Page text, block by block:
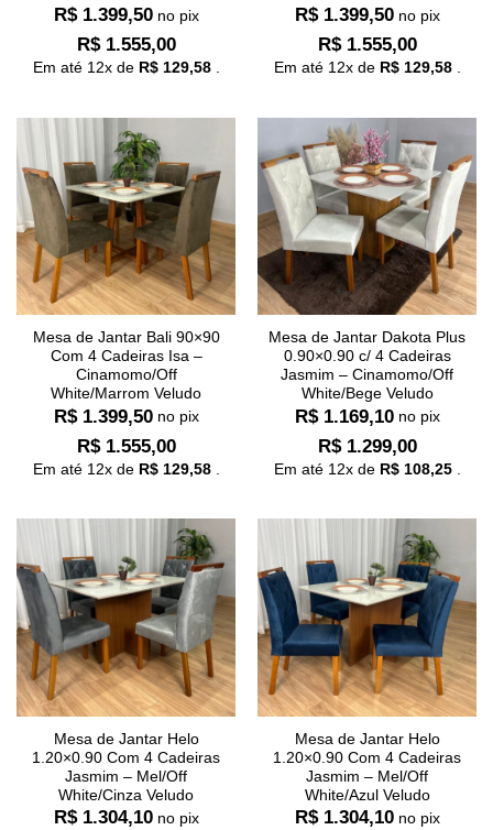
R$1.399,50 no pix
R$1.555,00
Em até 12x de R$129,58.
R$1.399,50 no pix
R$1.555,00
Em até 12x de R$129,58.
Mesa de Jantar Bali 90×90
Com 4 Cadeiras Isa –
Cinamomo/Off
White/Marrom Veludo
R$1.399,50 no pix
R$1.555,00
Em até 12x de R$129,58.
Mesa de Jantar Dakota Plus
0.90×0.90 c/ 4 Cadeiras
Jasmim – Cinamomo/Off
White/Bege Veludo
R$1.169,10 no pix
R$1.299,00
Em até 12x de R$108,25.
Mesa de Jantar Helo
1.20×0.90 Com 4 Cadeiras
Jasmim – Mel/Off
White/Cinza Veludo
R$1.304,10 no pix
Mesa de Jantar Helo
1.20×0.90 Com 4 Cadeiras
Jasmim – Mel/Off
White/Azul Veludo
R$1.304,10 no pix